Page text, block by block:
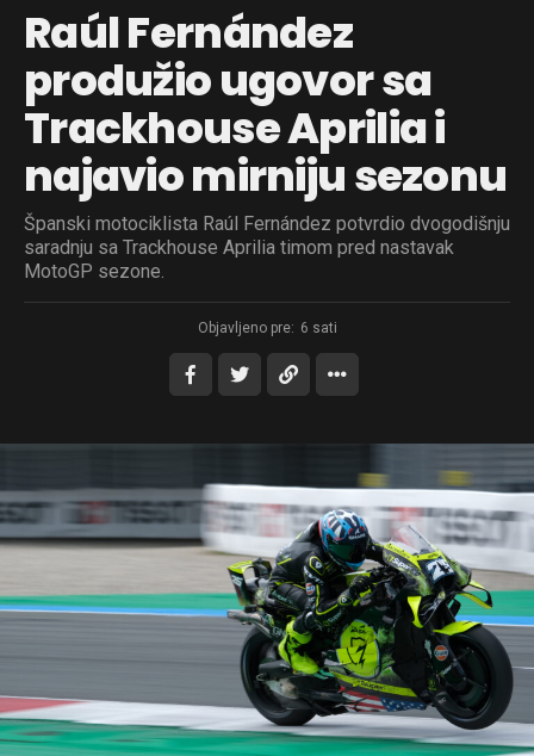
Raúl Fernández
produžio ugovor sa
Trackhouse Aprilia i
najavio mirniju sezonu
Španski motociklista Raúl Fernández potvrdio dvogodišnju
saradnju sa Trackhouse Aprilia timom pred nastavak
MotoGP sezone.
Objavljeno pre: 6 sati